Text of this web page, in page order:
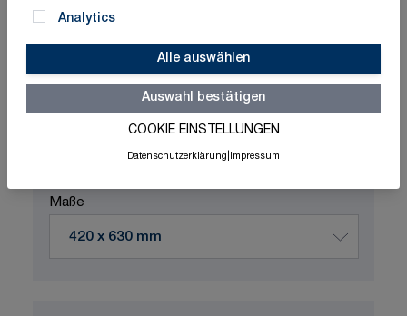
Analytics
Alle auswählen
Auswahl bestätigen
COOKIE EINSTELLUNGEN
Datenschutzerklärung Impressum
ISO-zertifizierte Qualität
Maße